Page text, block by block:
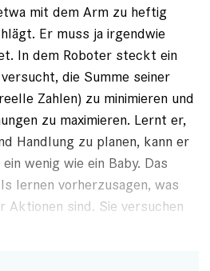
mit dem Arm zu heftig
Er muss ja irgendwie
In dem Roboter steckt ein
die Summe seiner
Zahlen) zu minimieren und
zu maximieren. Lernt er,
Handlung zu planen, kann er
wenig wie ein Baby. Das
lernen vorherzusagen, was
Aktionen sind. Sie versuchen